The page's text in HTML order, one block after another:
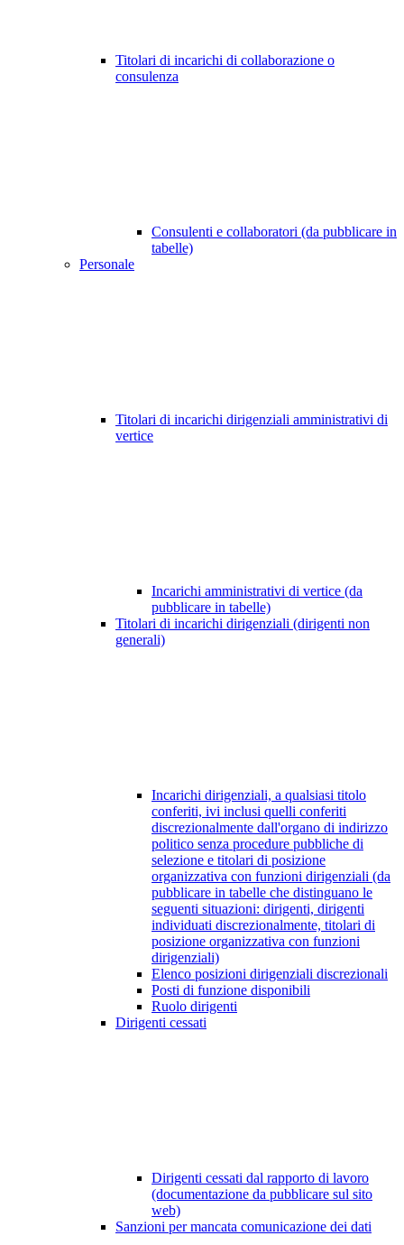
Titolari di incarichi di collaborazione o
consulenza
Consulenti e collaboratori (da pubblicare in
tabelle)
Personale
Titolari di incarichi dirigenziali amministrativi di
vertice
Incarichi amministrativi di vertice (da
pubblicare in tabelle)
Titolari di incarichi dirigenziali (dirigenti non
generali)
Incarichi dirigenziali, a qualsiasi titolo
conferiti, ivi inclusi quelli conferiti
discrezionalmente dall'organo di indirizzo
politico senza procedure pubbliche di
selezione e titolari di posizione
organizzativa con funzioni dirigenziali (da
pubblicare in tabelle che distinguano le
seguenti situazioni: dirigenti, dirigenti
individuati discrezionalmente, titolari di
posizione organizzativa con funzioni
dirigenziali)
Elenco posizioni dirigenziali discrezionali
Posti di funzione disponibili
Ruolo dirigenti
Dirigenti cessati
Dirigenti cessati dal rapporto di lavoro
(documentazione da pubblicare sul sito
web)
Sanzioni per mancata comunicazione dei dati